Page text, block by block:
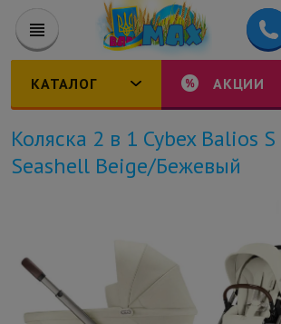
КАТАЛОГ АКЦИИ
Коляска 2 в 1 Cybex Balios
Seashell Beige/Бежевый